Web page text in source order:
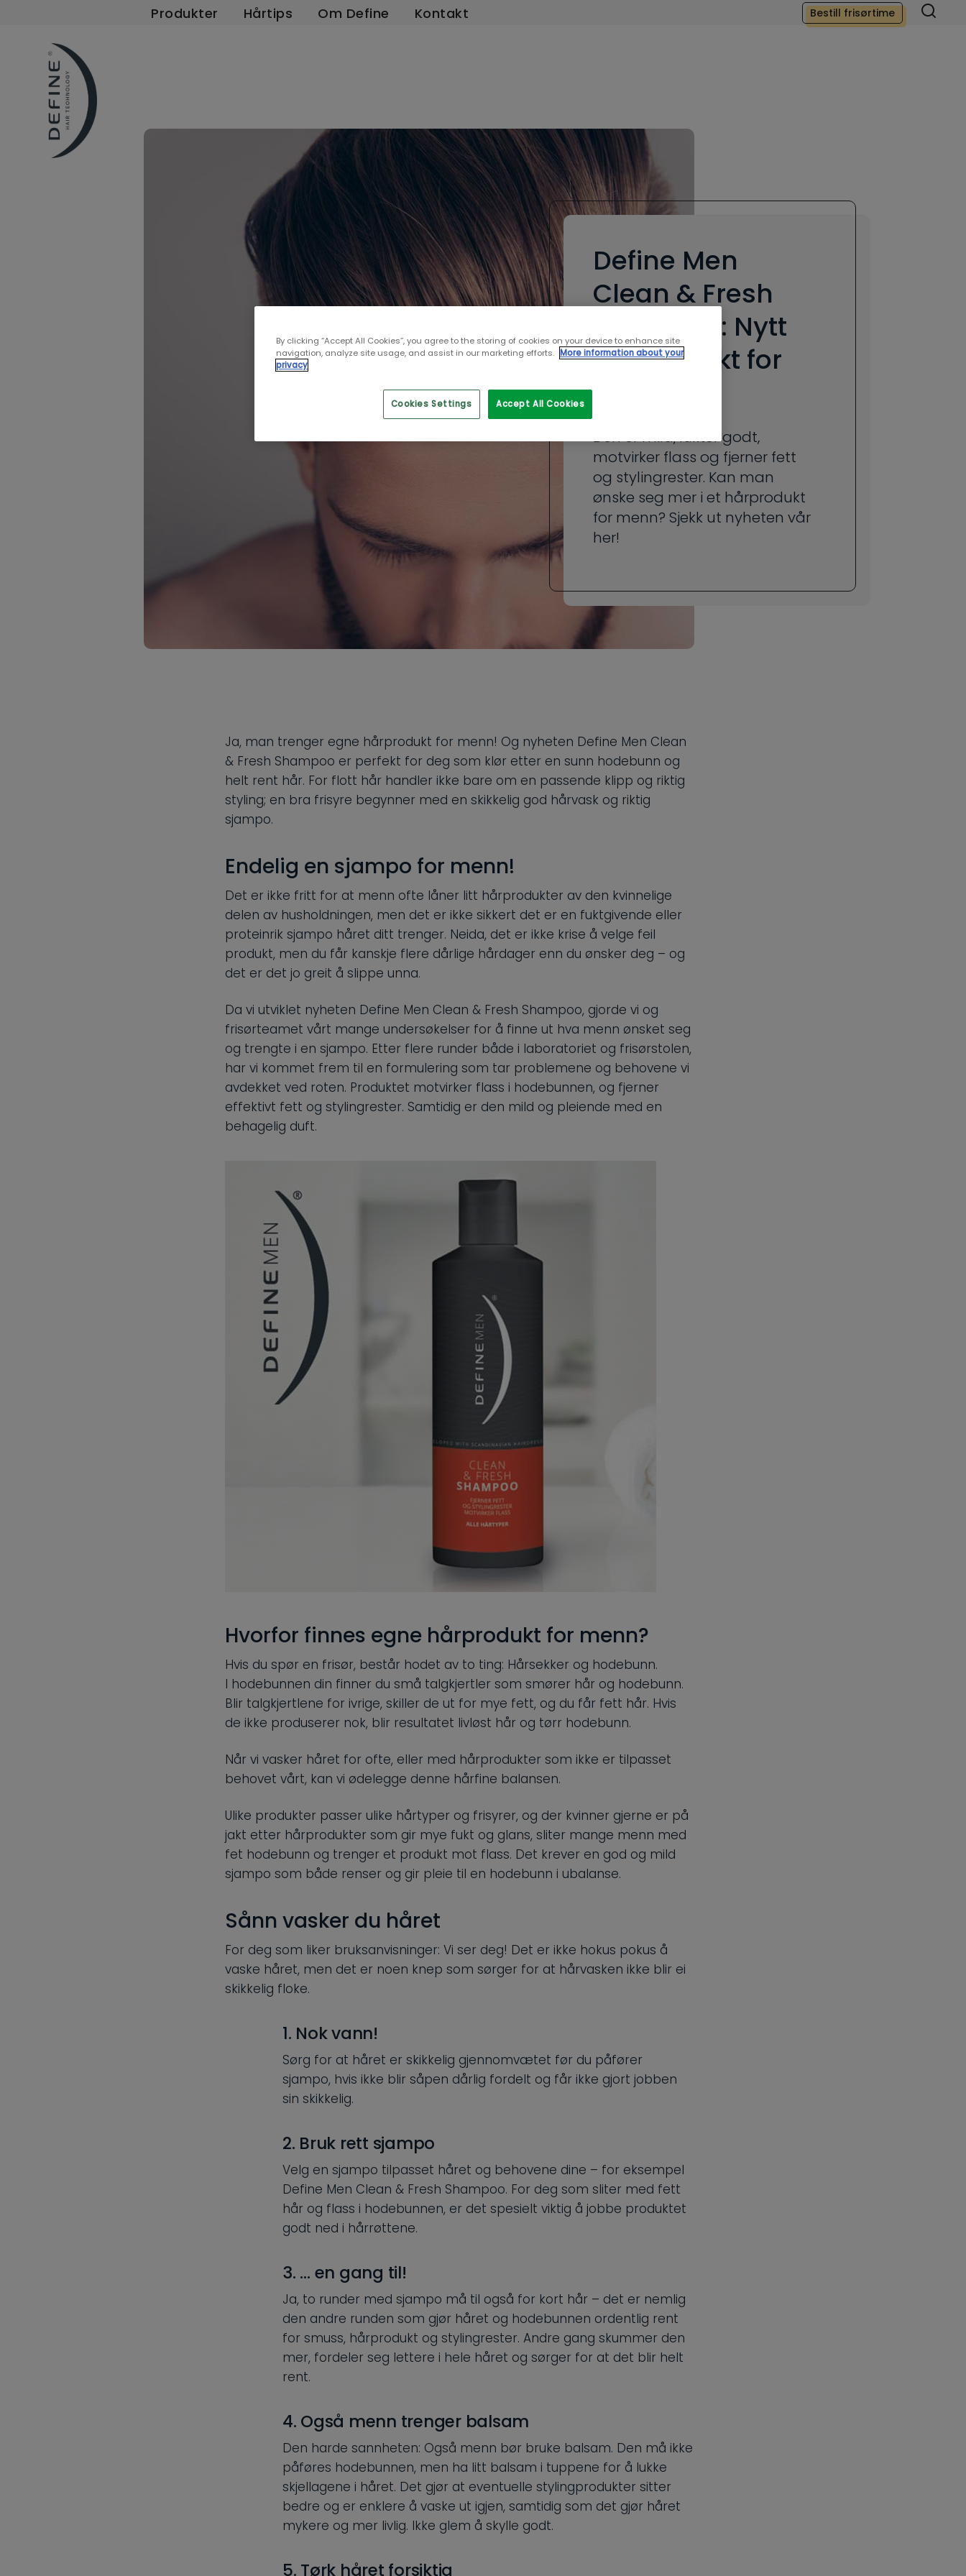
Produkter Hårtips Om Define Kontakt Bestill frisørtime
Define Men
Clean & Fresh
Shampoo: Nytt
hårprodukt for
Den er mild, lukter godt,
motvirker flass og fjerner fett
og stylingrester. Kan man
ønske seg mer i et hårprodukt
for menn? Sjekk ut nyheten vår
her!
Ja, man trenger egne hårprodukt for menn! Og nyheten Define Men Clean
& Fresh Shampoo er perfekt for deg som klør etter en sunn hodebunn og
helt rent hår. For flott hår handler ikke bare om en passende klipp og riktig
styling; en bra frisyre begynner med en skikkelig god hårvask og riktig
sjampo.
Endelig en sjampo for menn!
Det er ikke fritt for at menn ofte låner litt hårprodukter av den kvinnelige
delen av husholdningen, men det er ikke sikkert det er en fuktgivende eller
proteinrik sjampo håret ditt trenger. Neida, det er ikke krise å velge feil
produkt, men du får kanskje flere dårlige hårdager enn du ønsker deg – og
det er det jo greit å slippe unna.
Da vi utviklet nyheten Define Men Clean & Fresh Shampoo, gjorde vi og
frisørteamet vårt mange undersøkelser for å finne ut hva menn ønsket seg
og trengte i en sjampo. Etter flere runder både i laboratoriet og frisørstolen,
har vi kommet frem til en formulering som tar problemene og behovene vi
avdekket ved roten. Produktet motvirker flass i hodebunnen, og fjerner
effektivt fett og stylingrester. Samtidig er den mild og pleiende med en
behagelig duft.
Hvorfor finnes egne hårprodukt for menn?
Hvis du spør en frisør, består hodet av to ting: Hårsekker og hodebunn.
I hodebunnen din finner du små talgkjertler som smører hår og hodebunn.
Blir talgkjertlene for ivrige, skiller de ut for mye fett, og du får fett hår. Hvis
de ikke produserer nok, blir resultatet livløst hår og tørr hodebunn.
Når vi vasker håret for ofte, eller med hårprodukter som ikke er tilpasset
behovet vårt, kan vi ødelegge denne hårfine balansen.
Ulike produkter passer ulike hårtyper og frisyrer, og der kvinner gjerne er på
jakt etter hårprodukter som gir mye fukt og glans, sliter mange menn med
fet hodebunn og trenger et produkt mot flass. Det krever en god og mild
sjampo som både renser og gir pleie til en hodebunn i ubalanse.
Sånn vasker du håret
For deg som liker bruksanvisninger: Vi ser deg! Det er ikke hokus pokus å
vaske håret, men det er noen knep som sørger for at hårvasken ikke blir ei
skikkelig floke.
1. Nok vann!
Sørg for at håret er skikkelig gjennomvætet før du påfører
sjampo, hvis ikke blir såpen dårlig fordelt og får ikke gjort jobben
sin skikkelig.
2. Bruk rett sjampo
Velg en sjampo tilpasset håret og behovene dine – for eksempel
Define Men Clean & Fresh Shampoo. For deg som sliter med fett
hår og flass i hodebunnen, er det spesielt viktig å jobbe produktet
godt ned i hårrøttene.
3. … en gang til!
Ja, to runder med sjampo må til også for kort hår – det er nemlig
den andre runden som gjør håret og hodebunnen ordentlig rent
for smuss, hårprodukt og stylingrester. Andre gang skummer den
mer, fordeler seg lettere i hele håret og sørger for at det blir helt
rent.
4. Også menn trenger balsam
Den harde sannheten: Også menn bør bruke balsam. Den må ikke
påføres hodebunnen, men ha litt balsam i tuppene for å lukke
skjellagene i håret. Det gjør at eventuelle stylingprodukter sitter
bedre og er enklere å vaske ut igjen, samtidig som det gjør håret
mykere og mer livlig. Ikke glem å skylle godt.
5. Tørk håret forsiktig
By clicking “Accept All Cookies”, you agree to the storing of cookies on your device to enhance site
navigation, analyze site usage, and assist in our marketing efforts. More information about your
privacy
Cookies Settings Accept All Cookies